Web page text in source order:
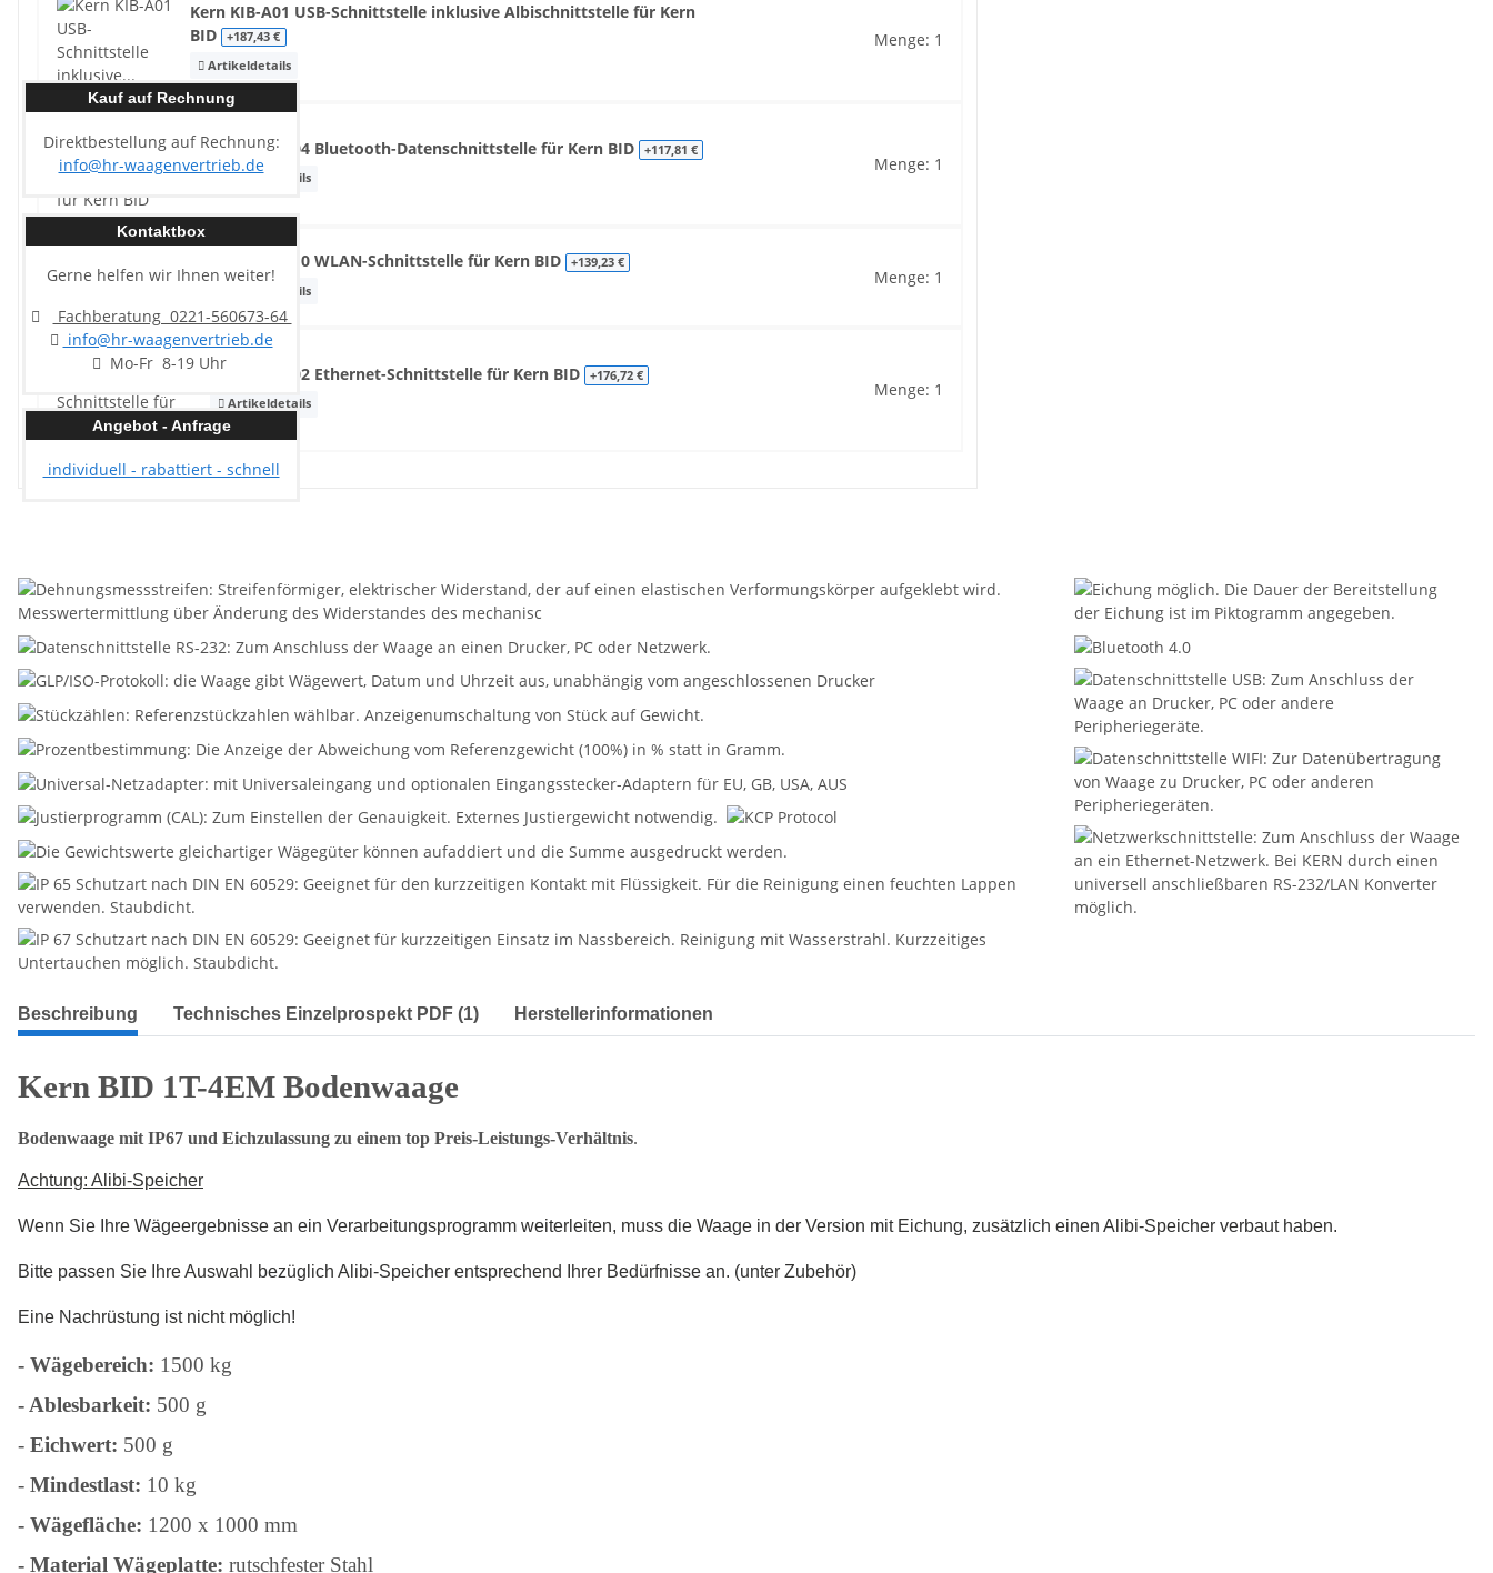
Kontaktbox
Gerne helfen wir Ihnen weiter!
Fachberatung 0221-560673-64
info@hr-waagenvertrieb.de
Mo-Fr 8-19 Uhr
Kauf auf Rechnung
Direktbestellung auf Rechnung:
info@hr-waagenvertrieb.de
Angebot - Anfrage
individuell - rabattiert - schnell
Kern KIB-A01 USB-Schnittstelle inklusive Albischnittstelle für Kern
BID +187,43 €
Artikeldetails
Menge: 1
Kern KIB-A04 Bluetooth-Datenschnittstelle für Kern BID
+117,81 €
Artikeldetails
Menge: 1
Kern KIB-A10 WLAN-Schnittstelle für Kern BID
+139,23 €
Artikeldetails
Menge: 1
Kern KIB-A02 Ethernet-Schnittstelle für Kern BID
+176,72 €
Artikeldetails
Menge: 1
Beschreibung Technisches Einzelprospekt PDF (1) Herstellerinformationen
Kern BID 1T-4EM Bodenwaage
Bodenwaage mit IP67 und Eichzulassung zu einem top Preis-Leistungs-Verhältnis.
Achtung: Alibi-Speicher
Wenn Sie Ihre Wägeergebnisse an ein Verarbeitungsprogramm weiterleiten, muss die Waage in der Version mit Eichung, zusätzlich einen Alibi-Speicher verbaut haben.
Bitte passen Sie Ihre Auswahl bezüglich Alibi-Speicher entsprechend Ihrer Bedürfnisse an. (unter Zubehör)
Eine Nachrüstung ist nicht möglich!
- Wägebereich: 1500 kg
- Ablesbarkeit: 500 g
- Eichwert: 500 g
- Mindestlast: 10 kg
- Wägefläche: 1200 x 1000 mm
- Material Wägeplatte: rutschfester Stahl